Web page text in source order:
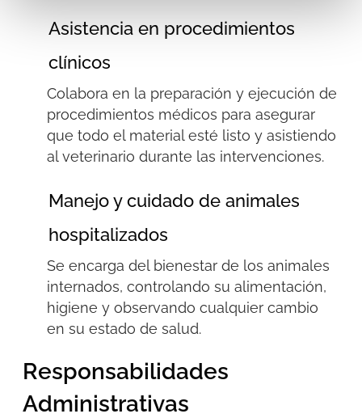
Asistencia en procedimientos
clínicos
Colabora en la preparación y ejecución de
procedimientos médicos para asegurar
que todo el material esté listo y asistiendo
al veterinario durante las intervenciones.
Manejo y cuidado de animales
hospitalizados
Se encarga del bienestar de los animales
internados, controlando su alimentación,
higiene y observando cualquier cambio
en su estado de salud.
Responsabilidades
Administrativas